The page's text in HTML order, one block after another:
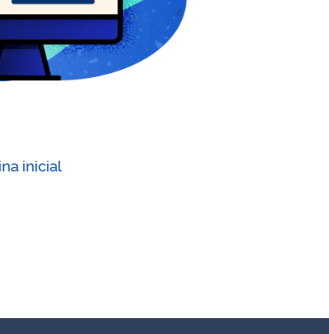
inicial